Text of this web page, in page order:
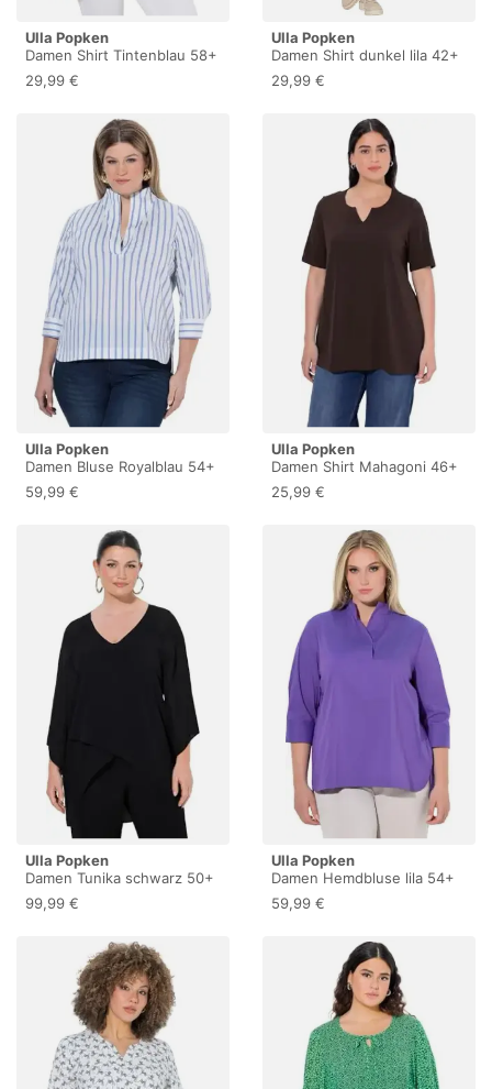
Ulla Popken
Damen Shirt Tintenblau 58+
29,99 €
Ulla Popken
Damen Shirt dunkel lila 42+
29,99 €
Ulla Popken
Damen Bluse Royalblau 54+
59,99 €
Ulla Popken
Damen Shirt Mahagoni 46+
25,99 €
Ulla Popken
Damen Tunika schwarz 50+
99,99 €
Ulla Popken
Damen Hemdbluse lila 54+
59,99 €